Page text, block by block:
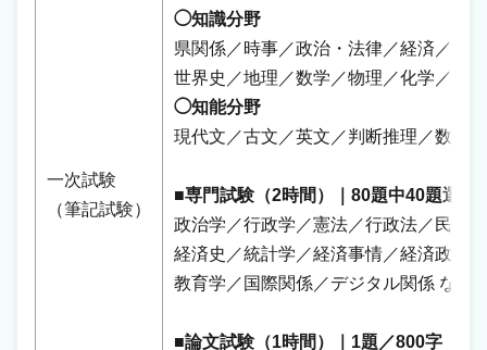
一次試験
（筆記試験）
◯知識分野
県関係／時事／政治・法律／経済／社
世界史／地理／数学／物理／化学／生
◯知能分野
現代文／古文／英文／判断推理／数的
■専門試験（2時間）｜80題中40題選択
政治学／行政学／憲法／行政法／民法
経済史／統計学／経済事情／経済政策
教育学／国際関係／デジタル関係 など
■論文試験（1時間）｜1題／800字